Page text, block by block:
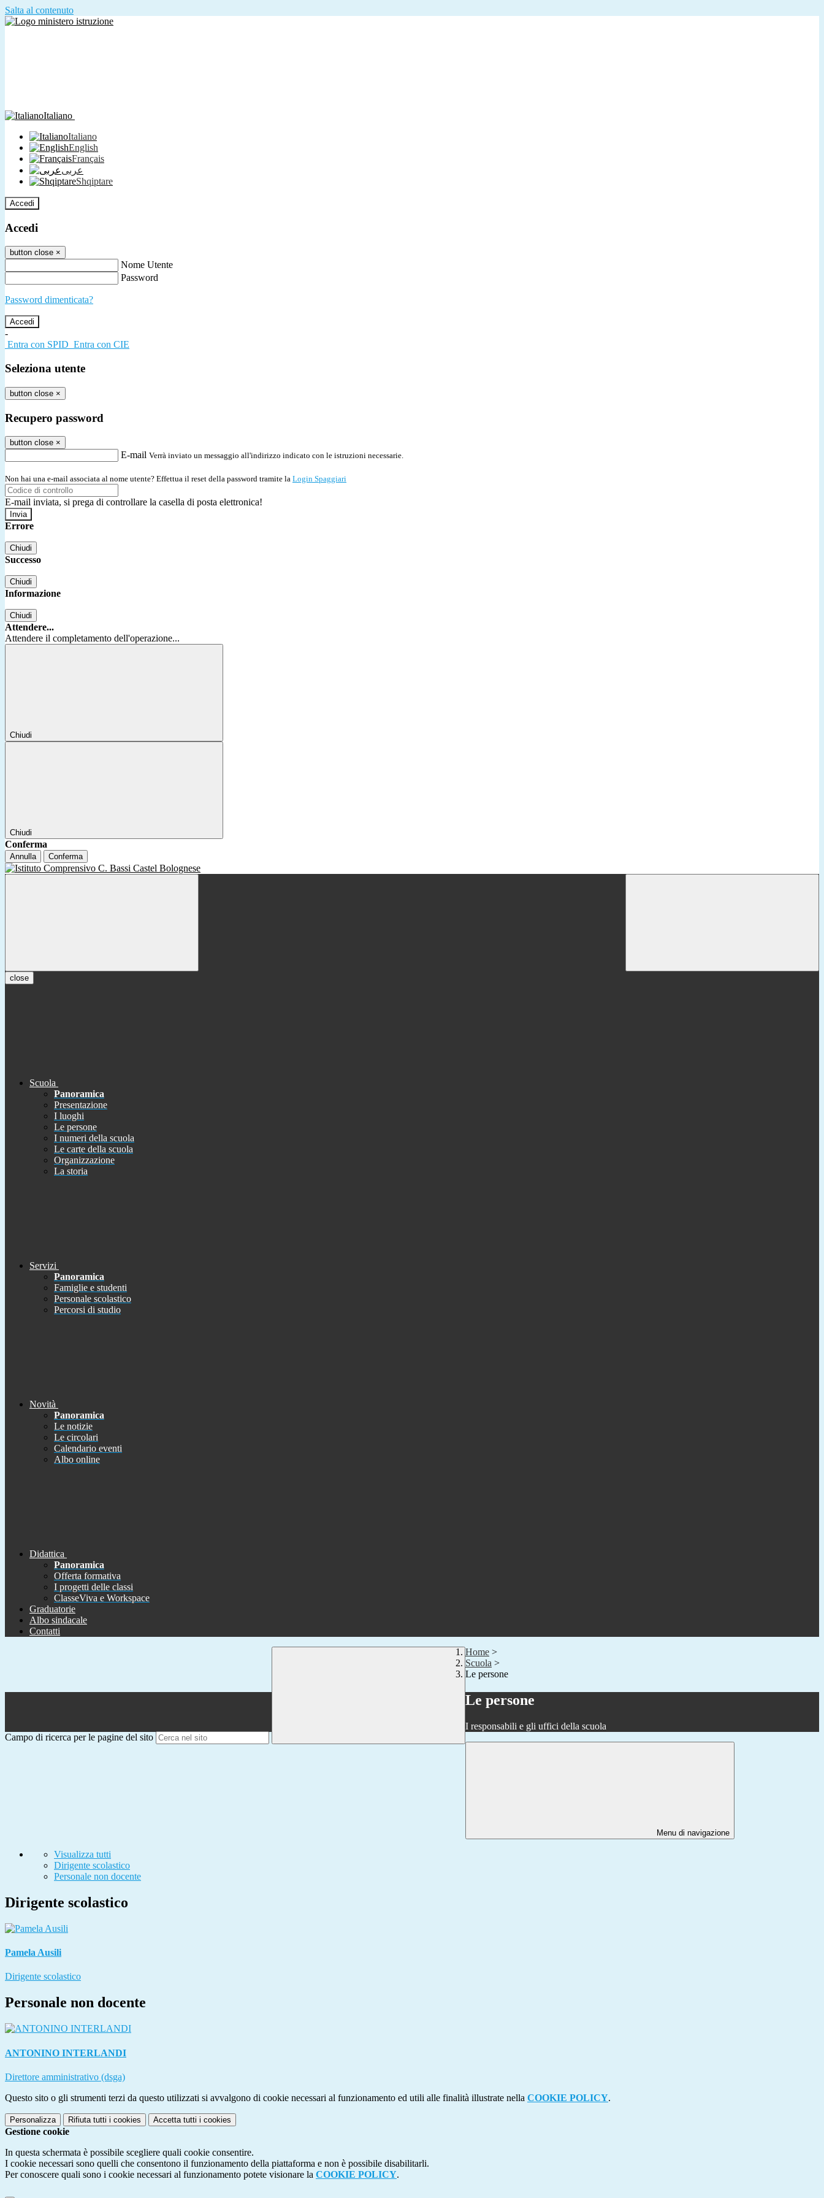
Salta al contenuto
Italiano
Italiano
English
Français
عربى
Shqiptare
Accedi
Accedi
button close ×
Nome Utente
Password
Password dimenticata?
-
Entra con SPID Entra con CIE
Seleziona utente
button close ×
Recupero password
button close ×
E-mail Verrà inviato un messaggio all'indirizzo indicato con le istruzioni necessarie.
Non hai una e-mail associata al nome utente? Effettua il reset della password tramite la Login Spaggiari
E-mail inviata, si prega di controllare la casella di posta elettronica!
Errore
Chiudi
Successo
Chiudi
Informazione
Chiudi
Attendere...
Attendere il completamento dell'operazione...
Chiudi
Chiudi
Conferma
Annulla Conferma
close
Scuola
Panoramica
Presentazione
I luoghi
Le persone
I numeri della scuola
Le carte della scuola
Organizzazione
La storia
Servizi
Panoramica
Famiglie e studenti
Personale scolastico
Percorsi di studio
Novità
Panoramica
Le notizie
Le circolari
Calendario eventi
Albo online
Didattica
Panoramica
Offerta formativa
I progetti delle classi
ClasseViva e Workspace
Graduatorie
Albo sindacale
Contatti
Campo di ricerca per le pagine del sito
Home >
Scuola >
Le persone
Le persone
I responsabili e gli uffici della scuola
Menu di navigazione
Visualizza tutti
Dirigente scolastico
Personale non docente
Dirigente scolastico
Pamela Ausili
Dirigente scolastico
Personale non docente
ANTONINO INTERLANDI
Direttore amministrativo (dsga)
Questo sito o gli strumenti terzi da questo utilizzati si avvalgono di cookie necessari al funzionamento ed utili alle finalità illustrate nella COOKIE POLICY.
Personalizza Rifiuta tutti i cookies Accetta tutti i cookies
Gestione cookie
In questa schermata è possibile scegliere quali cookie consentire.
I cookie necessari sono quelli che consentono il funzionamento della piattaforma e non è possibile disabilitarli.
Per conoscere quali sono i cookie necessari al funzionamento potete visionare la COOKIE POLICY.